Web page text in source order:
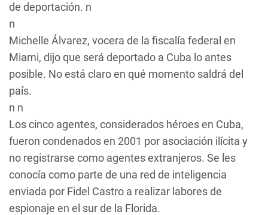
de deportación. n
n
Michelle Álvarez, vocera de la fiscalía federal en
Miami, dijo que será deportado a Cuba lo antes
posible. No está claro en qué momento saldrá del
país.
n n
Los cinco agentes, considerados héroes en Cuba,
fueron condenados en 2001 por asociación ilícita y
no registrarse como agentes extranjeros. Se les
conocía como parte de una red de inteligencia
enviada por Fidel Castro a realizar labores de
espionaje en el sur de la Florida.